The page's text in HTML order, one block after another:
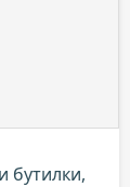
бутилки,